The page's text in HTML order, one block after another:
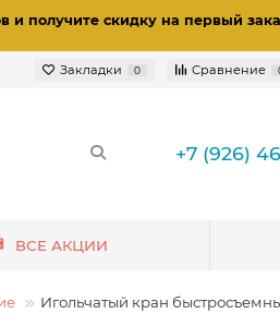
и получите скидку на первый
Закладки 0 Сравнение
+7 (926)
ВСЕ АКЦИИ
Игольчатый кран